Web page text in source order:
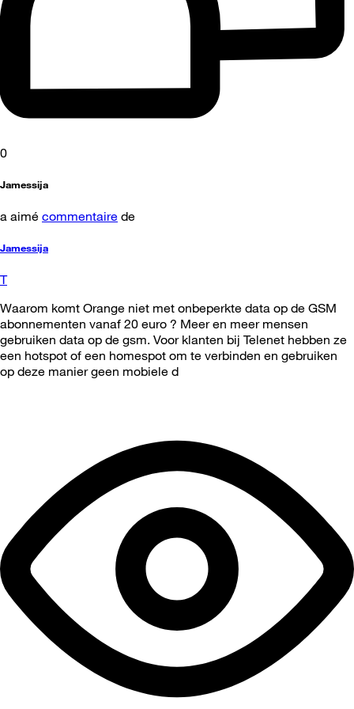
0
Jamessija
a aimé commentaire de
Jamessija
T
Waarom komt Orange niet met onbeperkte data op de GSM
abonnementen vanaf 20 euro ? Meer en meer mensen
gebruiken data op de gsm. Voor klanten bij Telenet hebben ze
een hotspot of een homespot om te verbinden en gebruiken
op deze manier geen mobiele d